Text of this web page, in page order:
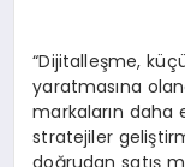
“Dijitalleşme,
yaratmasına
markaların daha
stratejiler